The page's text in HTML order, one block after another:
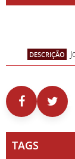
DESCRIÇÃO
TAGS